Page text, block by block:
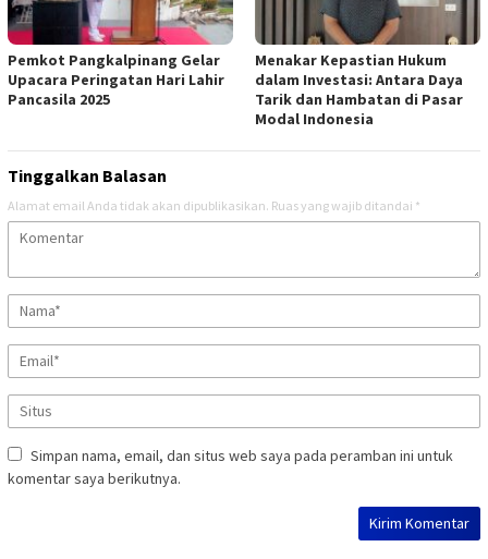
Pemkot Pangkalpinang Gelar
Upacara Peringatan Hari Lahir
Pancasila 2025
Menakar Kepastian Hukum
dalam Investasi: Antara Daya
Tarik dan Hambatan di Pasar
Modal Indonesia
Tinggalkan Balasan
Alamat email Anda tidak akan dipublikasikan. Ruas yang wajib ditandai *
Simpan nama, email, dan situs web saya pada peramban ini untuk
komentar saya berikutnya.